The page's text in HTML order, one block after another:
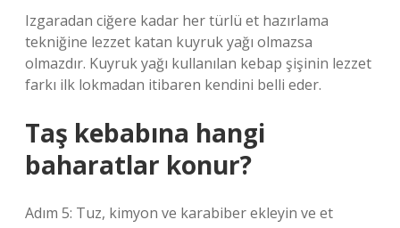
Izgaradan ciğere kadar her türlü et hazırlama
tekniğine lezzet katan kuyruk yağı olmazsa
olmazdır. Kuyruk yağı kullanılan kebap şişinin lezzet
farkı ilk lokmadan itibaren kendini belli eder.
Taş kebabına hangi
baharatlar konur?
Adım 5: Tuz, kimyon ve karabiber ekleyin ve et